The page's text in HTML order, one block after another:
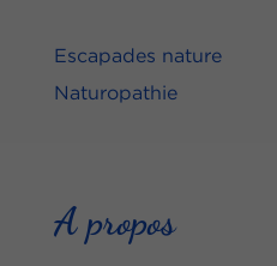
Escapades nature
Naturopathie
A propos